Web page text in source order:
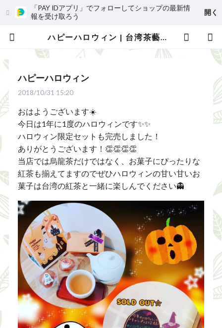
「PAY IDアプリ」でフォローしてショップの最新情
報を受け取ろう
開く
ハピーハロウィン | 台湾茶藝館 台湾茶カフェ 狐月庵
ハピーハロウィン
2018/10/31 15:20
おはようございます☀️
今日は1年に1度のハロウィンです✨✨
ハロウィン限定セットも完売しました！
ありがとうございます！👏👏👏👏
当店では烏龍茶だけではなく、お菓子にぴったりな
紅茶も揃えてますのでぜひハロウィンの甘い甘いお
菓子は台湾の紅茶と一緒に楽しんでください👻